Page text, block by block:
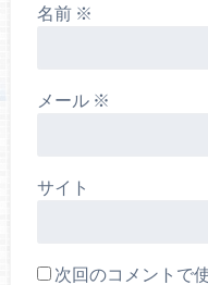
名前 ※
メール ※
サイト
次回のコメントで